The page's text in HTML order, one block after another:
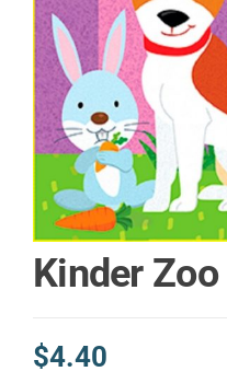
Kinder
$4.40